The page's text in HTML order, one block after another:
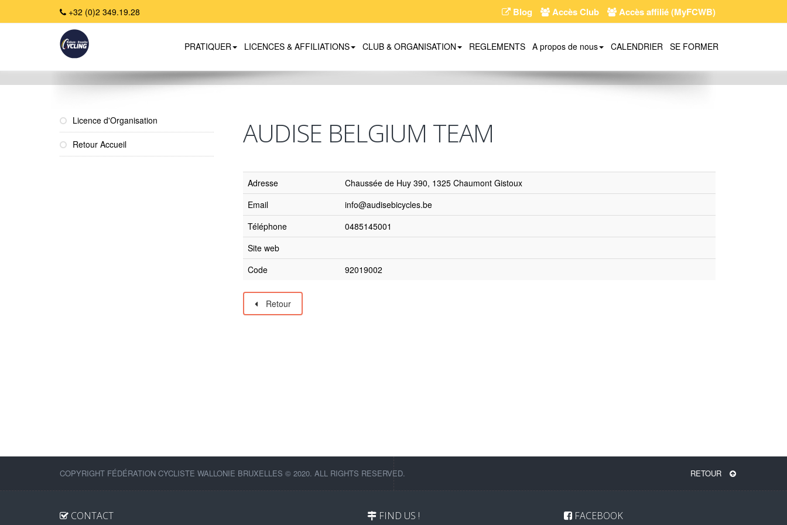
+32 (0)2 349.19.28 Blog Accès Club Accès affilié (MyFCWB)
PRATIQUER LICENCES & AFFILIATIONS CLUB & ORGANISATION REGLEMENTS A propos de nous CALENDRIER SE FORMER
Licence d'Organisation
Retour Accueil AUDISE BELGIUM TEAM
Adresse
Chaussée de Huy 390, 1325 Chaumont Gistoux
Email
info@audisebicycles.be
Téléphone
0485145001
Site web
Code
92019002
Retour
COPYRIGHT FÉDÉRATION CYCLISTE WALLONIE BRUXELLES © 2020. ALL RIGHTS RESERVED. RETOUR
CONTACT FIND US ! FACEBOOK